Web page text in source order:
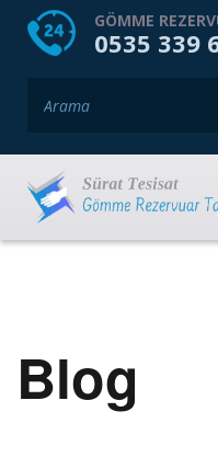
HOME GÖMME
0535 339
Blog